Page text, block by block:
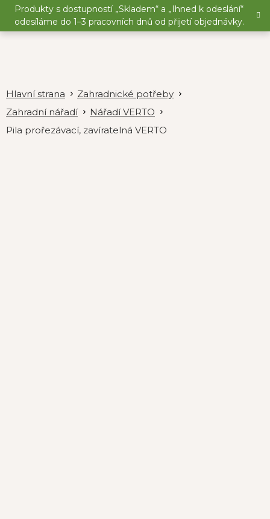
Přejít
obsah
Produkty s dostupností „Skladem“ a „Ihned k odeslání“
odesíláme do 1–3 pracovních dnů od přijetí objednávky.
Zahradnické potřeby
Zahradní nářadí
Nářadí VERTO
Pila prořezávací, zavíratelná VERTO